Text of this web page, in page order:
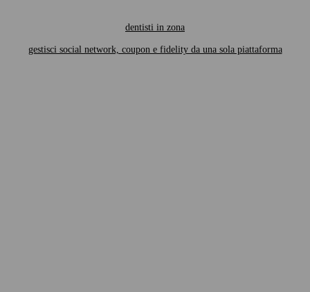
dentisti in zona
gestisci social network, coupon e fidelity da una sola piattaforma